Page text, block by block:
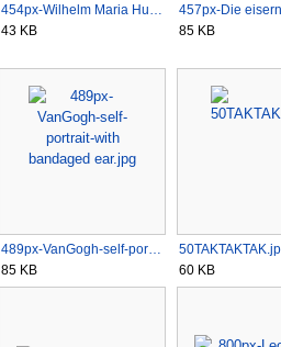
454px-Wilhelm Maria Hu…
43 KB
457px-Die
85 KB
489px-VanGogh-self-por…
85 KB
60 KB